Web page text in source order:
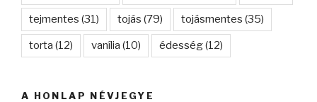
tejmentes (31) tojás (79) tojásmentes (35)
torta (12) vanília (10) édesség(12)
A HONLAP NÉVJEGYE